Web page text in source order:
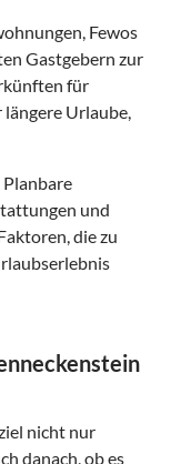
Fewos
Gastgebern zur
für
Urlaube,
Planbare
und
die zu
nicht nur
danach, ob es